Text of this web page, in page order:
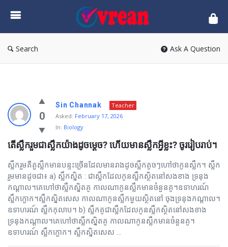
vrean.com
Search Ask A Question
vrean.com
Latest
Questions
0
Sin Channak
Teacher
Asked: February 17, 2026
In: Biology
តើស្លឹករួមជាស្លឹកយ៉ាងដូចម្តេច? ហើយមានស្លឹកអ្វីខ្លះ? ចូររៀបរាប់។
ស្លឹករួមគឺតួស្លឹកមានបន្ទះច្រើនដែលមានរាងដូចស្លឹកតូចៗហៅថាកូនស្លឹក។ ស្លឹក
រួមមានដូចជា៖ a) ស្លឹកស្និត : ជាស្លឹកដែលកូនស្លឹកស្ថិតនៅសងខាង ទ្រនុង
កណ្ដាល។គេហៅថាស្លឹកស្និតគូ កាលណាកូនស្លឹកមានចំនួនគូ។ឧទាហរណ៍
ស្លឹកក្ងោក។ស្លឹកស្និតសេស កាលណាកូនស្លឹកមួយស្ថិតនៅ ចុងទ្រនុងកណ្ដាល។
ឧទាហរណ៍ ស្លឹកកុលាប។ b) ស្លឹកគូជាស្លឹកដែលកូនស្លឹកស្ថិតនៅសងខាង
ទ្រនុងកណ្ដាល។គេហៅថាស្លឹកស្និតគូ កាលណាកូនស្លឹកមានចំនួនគូ។
ឧទាហរណ៍ ស្លឹកក្ងោក។ ស្លឹកស្និតសេស ...